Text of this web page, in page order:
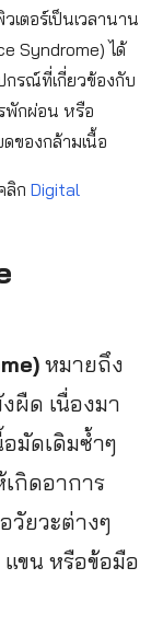
เตอร์เป็นเวลานาน
Syndrome) ได้
กรณ์ที่เกี่ยวข้องกับ
พักผ่อน หรือ
ของกล้ามเนื้อ
ลิก Digital
หมายถึง
ผืด เนื่องมา
มัดเดิมซ้ำๆ
เกิดอาการ
วัยวะต่างๆ
ขน หรือข้อมือ